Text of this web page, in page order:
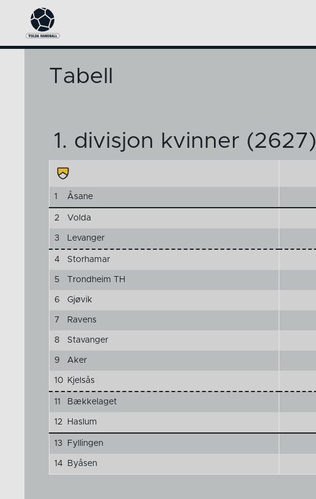
Tabell
1. divisjon kvinner (2627)
1 Åsane
2 Volda
3 Levanger
4 Storhamar
5 Trondheim TH
6 Gjøvik
7 Ravens
8 Stavanger
9 Aker
10 Kjelsås
11 Bækkelaget
12 Haslum
13 Fyllingen
14 Byåsen